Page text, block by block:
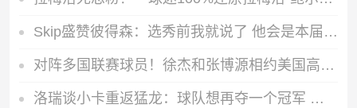
Skip盛赞彼得森：选秀前我就说了 他会是本届最强球员
对阵多国联赛球员！徐杰和张博源相约美国高质量野球局
洛瑞谈小卡重返猛龙：球队想再夺一个冠军 这一切都将从小卡开始